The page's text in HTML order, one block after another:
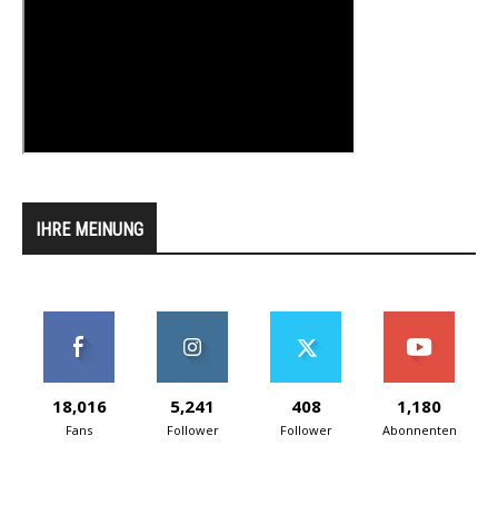
IHRE MEINUNG
18,016
Fans
5,241
Follower
408
Follower
1,180
Abonnenten